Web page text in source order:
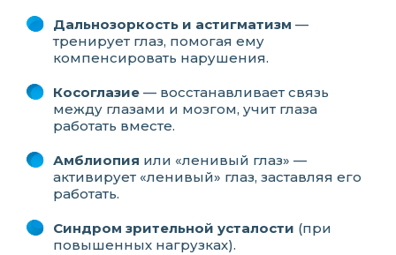
Дальнозоркость и астигматизм —
тренирует глаз, помогая ему
компенсировать нарушения.
Косоглазие — восстанавливает связь
между глазами и мозгом, учит глаза
работать вместе.
Амблиопия или «ленивый глаз» —
активирует «ленивый» глаз, заставляя его
работать.
Синдром зрительной усталости (при
повышенных нагрузках).